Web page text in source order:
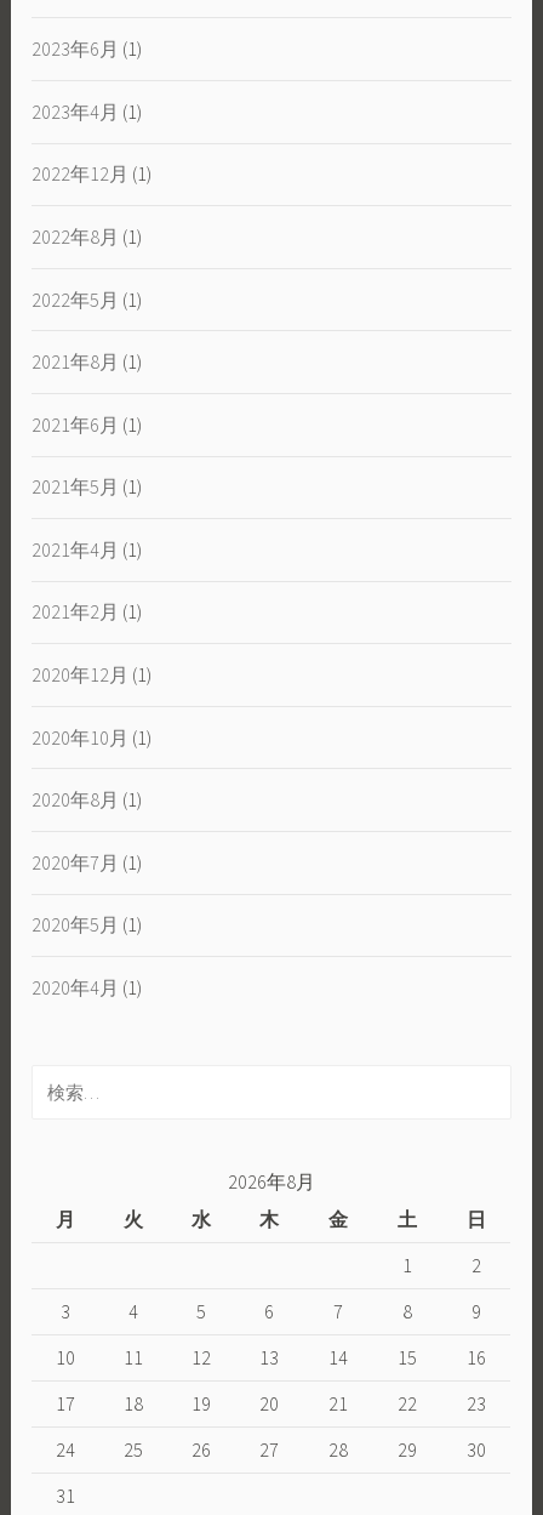
2023年6月 (1)
2023年4月 (1)
2022年12月 (1)
2022年8月 (1)
2022年5月 (1)
2021年8月 (1)
2021年6月 (1)
2021年5月 (1)
2021年4月 (1)
2021年2月 (1)
2020年12月 (1)
2020年10月 (1)
2020年8月 (1)
2020年7月 (1)
2020年5月 (1)
2020年4月 (1)
検
索:
2026年8月
月
火 水 木 金 土
日
1
2
3
4 5 6 7 8
9
10
11 12 13 14 15
16
17
18 19 20 21 22
23
24
25 26 27 28 29
30
31